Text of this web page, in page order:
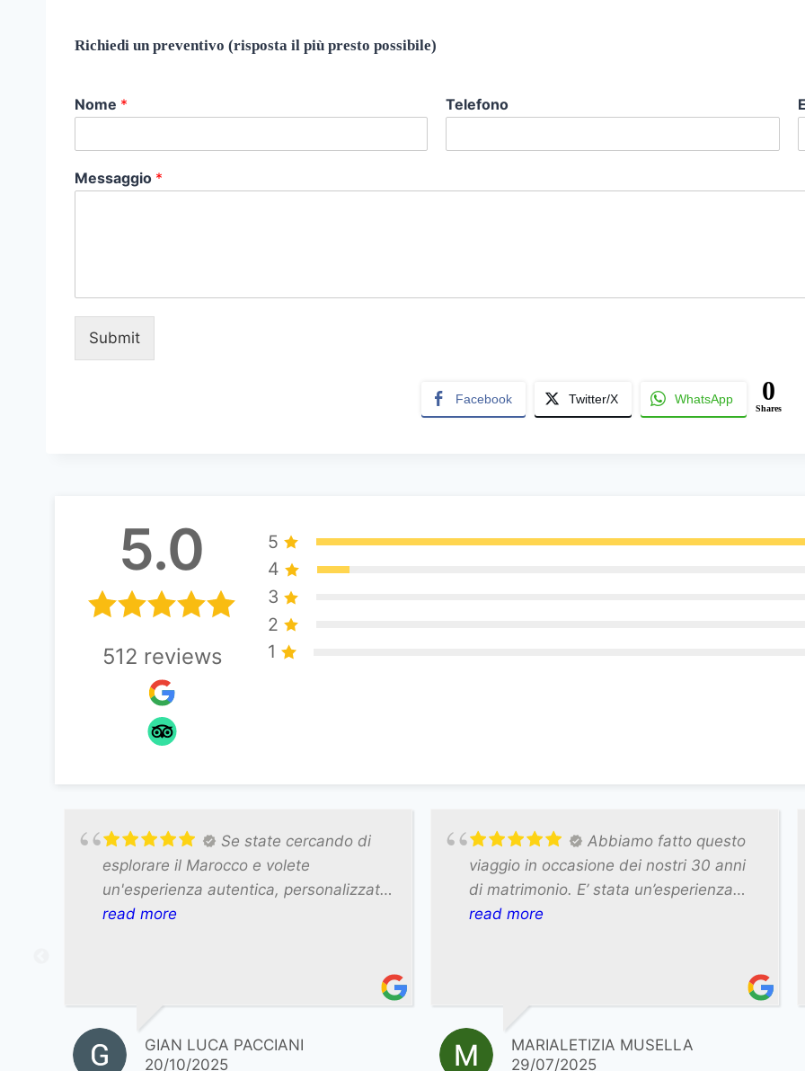
Richiedi un preventivo (risposta il più presto possibile)
Nome * Telefono
Messaggio *
Submit
Facebook Twitter/X WhatsApp 0
Shares
5.0
512 reviews
5
4
3
2
1
Se state cercando di
esplorare il Marocco e volete
un'esperienza autentica, personalizzata
e senza stress, la Sahara Exploring di
read more
GIAN LUCA PACCIANI
20/10/2025
Abbiamo fatto questo
viaggio in occasione dei nostri 30 anni
di matrimonio. E’ stata un’esperienza
meravigliosa! Il Marocco è una terra
accompagnato in un giro stupendo tra
città imperiali passando per il deserto
dove abbiamo dormito una notte in un
read more
MARIALETIZIA MUSELLA
29/07/2025